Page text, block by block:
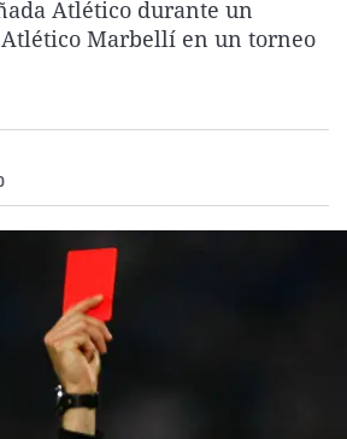
La rosa de los vientos
Caso
Extremadura
Virales
Atlético durante un
Marbellí en un torneo